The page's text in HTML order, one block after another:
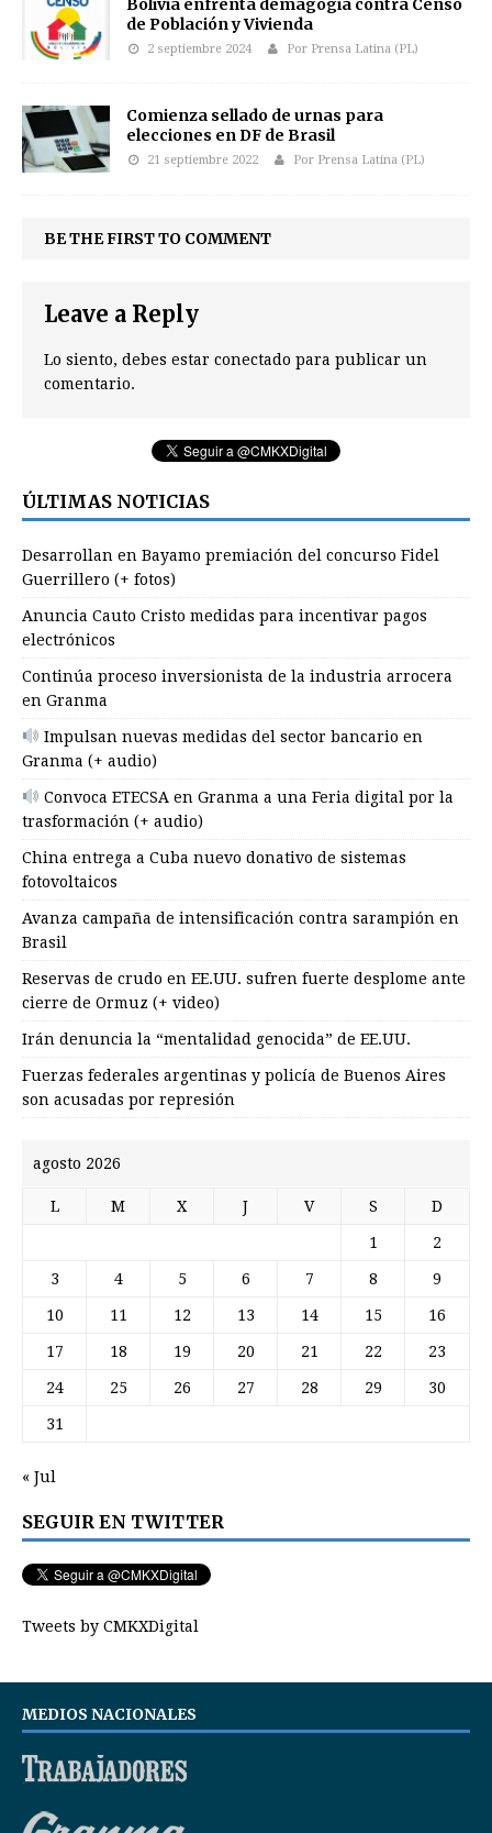
Bolivia enfrenta demagogia contra Censo
de Población y Vivienda
2 septiembre 2024 Por Prensa Latina (PL)
Comienza sellado de urnas para
elecciones en DF de Brasil
21 septiembre 2022 Por Prensa Latina (PL)
BE THE FIRST TO COMMENT
Leave a Reply
Lo siento, debes estar conectado para publicar un
comentario.
ÚLTIMAS NOTICIAS
Desarrollan en Bayamo premiación del concurso Fidel
Guerrillero (+ fotos)
Anuncia Cauto Cristo medidas para incentivar pagos
electrónicos
Continúa proceso inversionista de la industria arrocera
en Granma
Impulsan nuevas medidas del sector bancario en
Granma (+ audio)
Convoca ETECSA en Granma a una Feria digital por la
trasformación (+ audio)
China entrega a Cuba nuevo donativo de sistemas
fotovoltaicos
Avanza campaña de intensificación contra sarampión en
Brasil
Reservas de crudo en EE.UU. sufren fuerte desplome ante
cierre de Ormuz (+ video)
Irán denuncia la “mentalidad genocida” de EE.UU.
Fuerzas federales argentinas y policía de Buenos Aires
son acusadas por represión
agosto 2026
L M X J V S D
1 2
3 4 5 6 7 8 9
10 11 12 13 14 15 16
17 18 19 20 21 22 23
24 25 26 27 28 29 30
31
« Jul
SEGUIR EN TWITTER
Tweets by CMKXDigital
MEDIOS NACIONALES